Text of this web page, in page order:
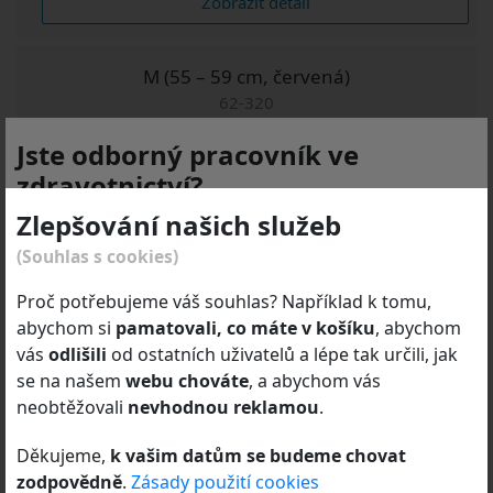
M (55 – 59 cm, červená)
62-320
Cena bez DPH / s DPH
4 990,00 Kč / 6 037,90 Kč
Zobrazit detail
S (51 – 55 cm, žlutá)
Jste odborný pracovník ve
zdravotnictví?
Produktové stránky a e-shopDEYMED Diagnostic
s.r.o.jsou určenyvýhradně odborníkům dle zákona
č. 40/1995 Sb. o regulaci reklamy ve znění pozdějších
předpisů.
Odborník je osoba oprávněná předepisovat nebo
vydávat léčivé přípravky, zdravotnické prostředky nebo
diagnostické zdravotnické prostředky in vitro nebo
zdravotní služby poskytovat.
Zlepšování našich služeb
(Souhlas s cookies)
Proč potřebujeme váš souhlas? Například k tomu,
abychom si pamatovali, co máte v košíku, abychom
vás odlišili od ostatních uživatelů a lépe tak určili, jak
se na našem webu chováte, a abychom vás
neobtěžovali nevhodnou reklamou.
Děkujeme, k vašim datům se budeme chovat
zodpovědně. Zásady použití cookies